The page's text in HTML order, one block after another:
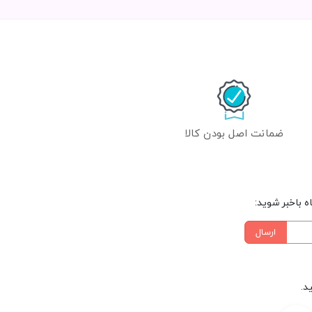
ضمانت اصل بودن کالا
باخبر شوید:
ارسال